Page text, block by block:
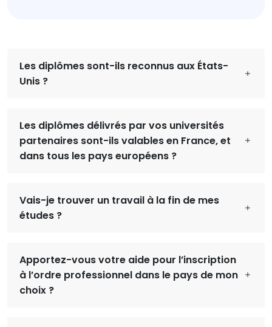
Les diplômes sont-ils reconnus aux États-
Unis ?
Les diplômes délivrés par vos universités
partenaires sont-ils valables en France, et
dans tous les pays européens ?
Vais-je trouver un travail à la fin de mes
études ?
Apportez-vous votre aide pour l’inscription
à l’ordre professionnel dans le pays de mon
choix ?